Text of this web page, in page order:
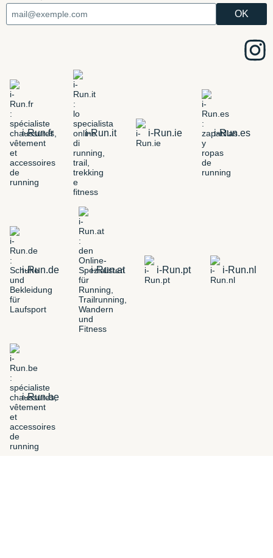
i-Run.fr i-Run.it i-Run.ie i-Run.es
i-Run.de i-Run.at i-Run.pt i-Run.nl
i-Run.be